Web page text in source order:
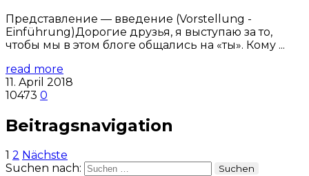
Представление — введение (Vorstellung -
Einführung)Дорогие друзья, я выступаю за то,
чтобы мы в этом блоге общались на «ты». Кому ...
read more
11. April 2018
10473 0
Beitragsnavigation
1 2 Nächste
Suchen nach: